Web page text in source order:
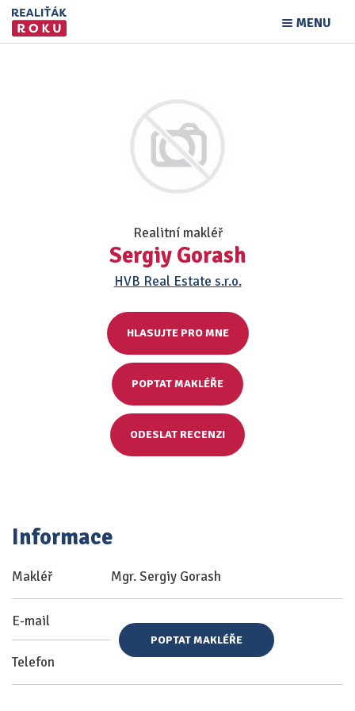
MENU
Realitní makléř
Sergiy Gorash
HVB Real Estate s.r.o.
HLASUJTE PRO MNE
POPTAT MAKLÉŘE
ODESLAT RECENZI
Informace
Makléř Mgr. Sergiy Gorash
E-mail
Telefon
POPTAT MAKLÉŘE